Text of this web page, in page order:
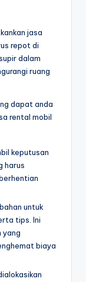
jasa
repot di
dalam
ruang
dapat anda
rental mobil
keputusan
harus
untuk
tips. Ini
yang
biaya